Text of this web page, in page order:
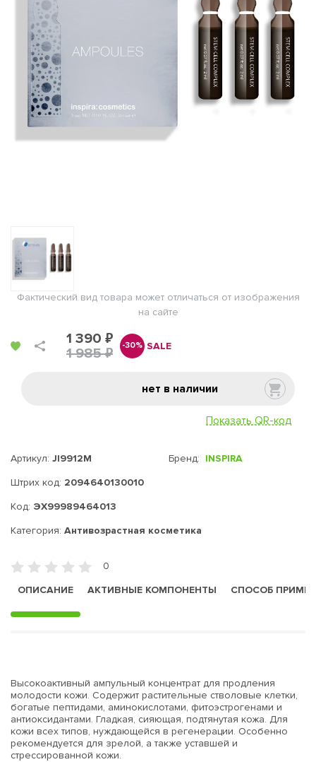
Фактический вид товара может отличаться от изображения
на сайте
1 390 ₽
1 985 ₽
-30% SALE
нет в наличии
Показать QR-код
Артикул: JI9912M
Штрих код: 2094640130010
Код: ЭХ99989464013
Бренд: INSPIRA
Категория: Антивозрастная косметика
0
ОПИСАНИЕ
АКТИВНЫЕ КОМПОНЕНТЫ СПОСОБ
Высокоактивный ампульный концентрат для продления
молодости кожи. Содержит растительные стволовые клетки,
богатые пептидами, аминокислотами, фитоэстрогенами и
антиоксидантами. Гладкая, сияющая, подтянутая кожа. Для
кожи всех типов, нуждающейся в регенерации. Особенно
рекомендуется для зрелой, а также уставшей и
стрессированной кожи.